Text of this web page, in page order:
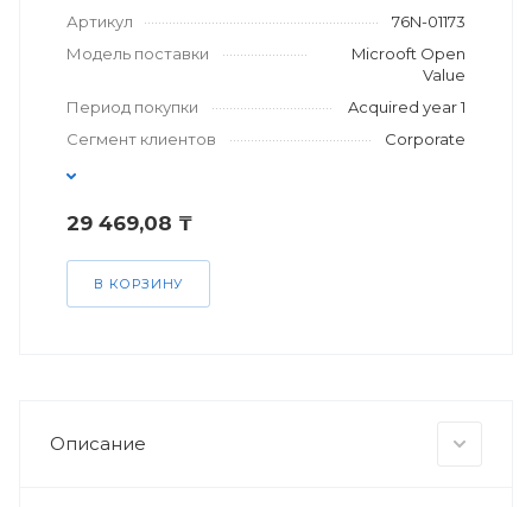
Артикул
76N-01173
Модель поставки
Microoft Open
Value
Период покупки
Acquired year 1
Сегмент клиентов
Corporate
29 469,08 ₸
В КОРЗИНУ
Описание